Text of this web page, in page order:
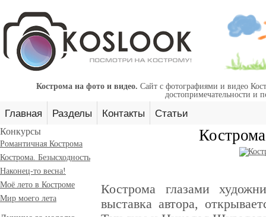
Кострома на фото и видео. Сайт с фотографиями и видео
достопримечательности и
Главная Разделы Контакты Статьи
Конкурсы
Романтичная Кострома
Кострома. Безысходность
Наконец-то весна!
Моё лето в Костроме
Мир моего лета
Кострома глазами
выставка автора,